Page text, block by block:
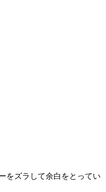
をズラして余白をとってい